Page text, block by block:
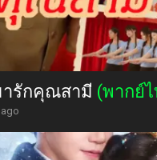
ารักคุณสามี (พากย์